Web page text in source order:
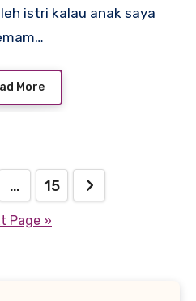
istri kalau anak saya
More
… 15
Page »